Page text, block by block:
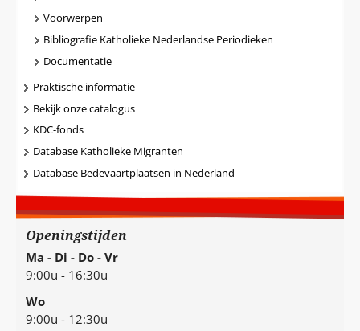
Voorwerpen
Bibliografie Katholieke Nederlandse Periodieken
Documentatie
Praktische informatie
Bekijk onze catalogus
KDC-fonds
Database Katholieke Migranten
Database Bedevaartplaatsen in Nederland
Openingstijden
Ma - Di - Do - Vr
9:00u - 16:30u
Wo
9:00u - 12:30u